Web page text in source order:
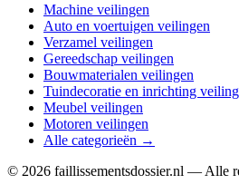
Machine veilingen
Auto en voertuigen veilingen
Verzamel veilingen
Gereedschap veilingen
Bouwmaterialen veilingen
Tuindecoratie en inrichting
Meubel veilingen
Motoren veilingen
Alle categorieën →
© 2026 faillissementsdossier.nl — Alle